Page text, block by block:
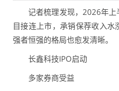
记者梳理发现，2026年上
目接连上市，承销保荐收入
强者恒强的格局也愈发清晰。
长鑫科技IPO启动
多家券商受益